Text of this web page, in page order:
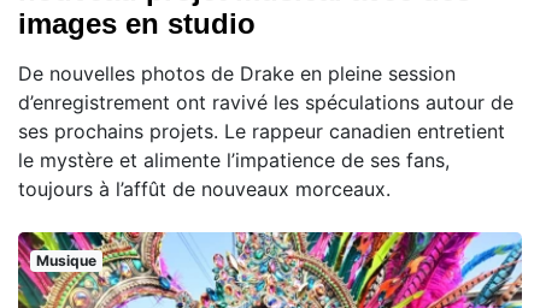
images en studio
De nouvelles photos de Drake en pleine session
d’enregistrement ont ravivé les spéculations autour de
ses prochains projets. Le rappeur canadien entretient
le mystère et alimente l’impatience de ses fans,
toujours à l’affût de nouveaux morceaux.
Musique